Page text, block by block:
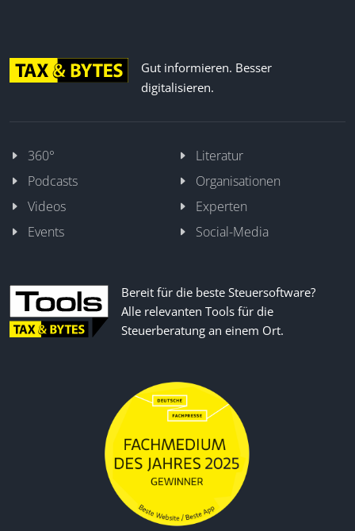
Gut informieren. Besser
digitalisieren.
360°
Literatur
Podcasts
Organisationen
Videos
Experten
Events
Social-Media
Bereit für die beste Steuersoftware?
Alle relevanten Tools für die
Steuerberatung an einem Ort.